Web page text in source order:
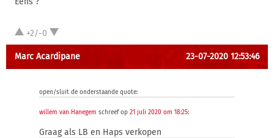
+2/-0
Marc Acardipane 23-07-2020 12:53:46
open/sluit de onderstaande quote:
willem van Hanegem schreef op 21 juli 2020 om 18:25:
Graag als LB en Haps verkopen